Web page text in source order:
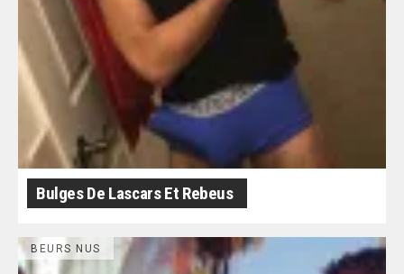
Bulges De Lascars Et Rebeus
BEURS NUS